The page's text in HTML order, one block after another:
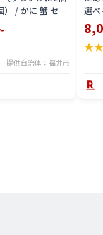
） / かに 蟹 セイ
内子 外子 国産
珍味 グルメ 国
提供自治体：福井市
選
鯖
用
テラ
★